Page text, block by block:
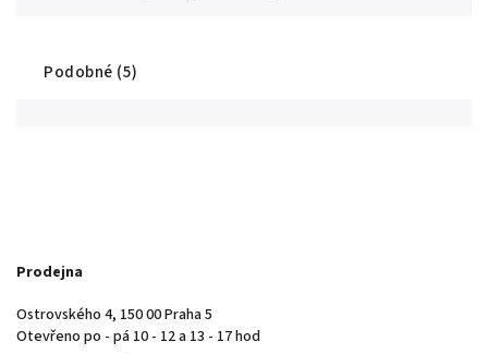
Podobné (5)
Prodejna
Ostrovského 4, 150 00 Praha 5
Otevřeno po - pá 10 - 12 a 13 - 17 hod